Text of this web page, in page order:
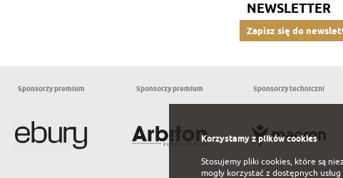
NEWSLETTER
Zapisz się do
Sponsorzy premium Sponsorzy premium Sponsorzy techniczni
Korzystamy z plików cookies
Stosujemy pliki cookies, które są
mogły korzystać z dostępnych